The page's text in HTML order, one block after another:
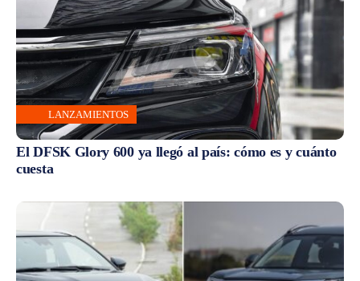
LANZAMIENTOS
El DFSK Glory 600 ya llegó al país: cómo es y cuánto
cuesta